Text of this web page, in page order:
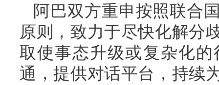
阿巴双方重申按照联合
原则，致力于尽快化解分
取使事态升级或复杂化
通，提供对话平台，持续